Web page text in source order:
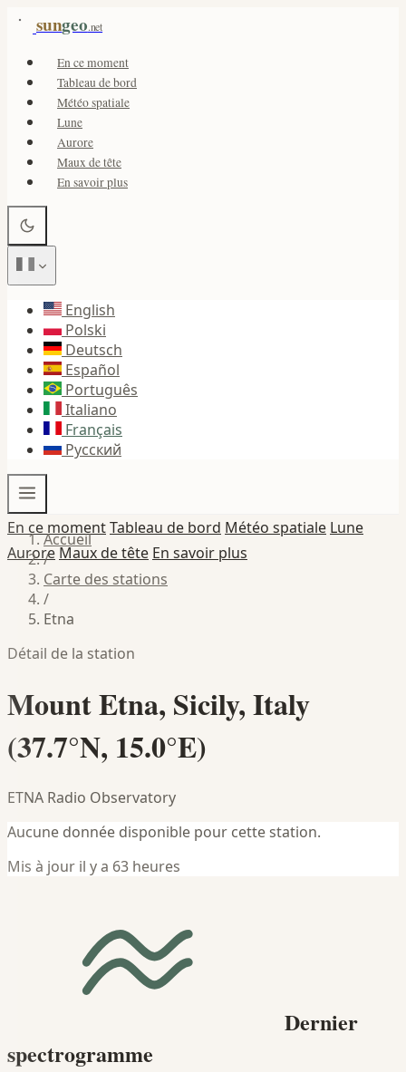
sungeo.net
En ce moment
Tableau de bord
Météo spatiale
Lune
Aurore
Maux de tête
En savoir plus
English
Polski
Deutsch
Español
Português
Italiano
Français
Русский
En ce momentTableau de bord Météo spatiale Lune
AuroreMaux de tête En savoir plus
Accueil
/
Carte des stations
/
Etna
Détail de la station
Mount Etna, Sicily, Italy
(37.7°N, 15.0°E)
ETNA Radio Observatory
Aucune donnée disponible pour cette station.
Mis à jour il y a 63 heures
Dernier
spectrogramme